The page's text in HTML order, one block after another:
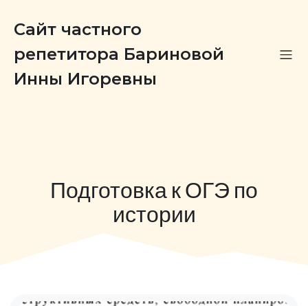
Сайт частного
репетитора Бариновой
Инны Игоревны
Подготовка к ОГЭ по
истории